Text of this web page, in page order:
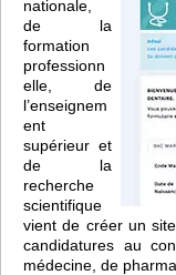
nationale,
de la
formation
professionn
elle, de
l’enseignem
ent
supérieur et
de la
recherche
scientifique
vient de créer un
candidatures au
médecine, de